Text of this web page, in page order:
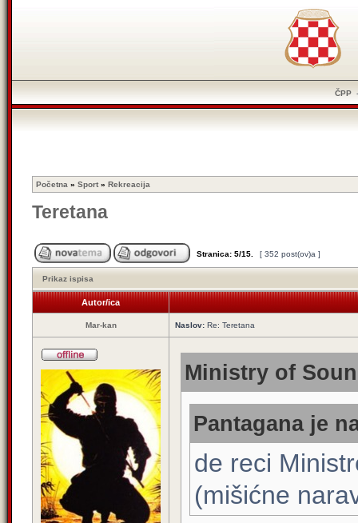
ČPP
Početna » Sport » Rekreacija
Teretana
Stranica: 5/15 [ 352 post(ov)a ]
Prikaz ispisa
Autor/ica
Mar-kan Naslov: Re: Teretana
Ministry of
Pantagana je
de reci
(mišićne